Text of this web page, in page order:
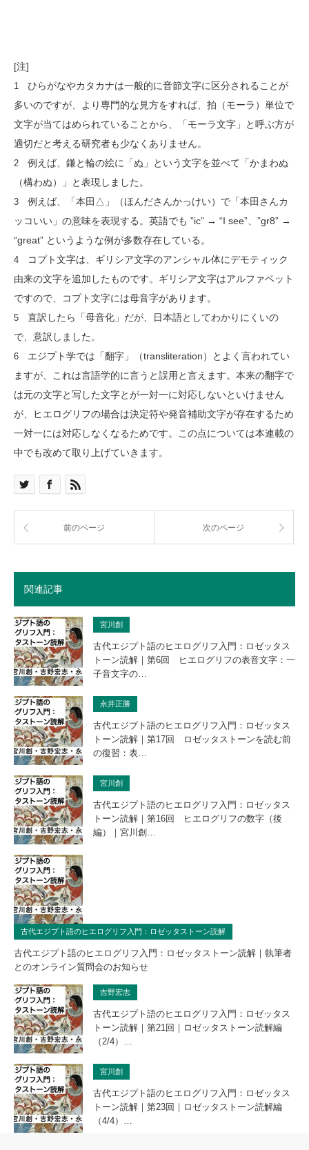
[注]
1 ひらがなやカタカナは一般的に音節文字に区分されることが
多いのですが、より専門的な見方をすれば、拍（モーラ）単位で
文字が当てはめられていることから、「モーラ文字」と呼ぶ方が
適切だと考える研究者も少なくありません。
2 例えば、鎌と輪の絵に「ぬ」という文字を並べて「かまわぬ
（構わぬ）」と表現しました。
3 例えば、「本田△」（ほんださんかっけい）で「本田さんカ
ッコいい」の意味を表現する。英語でも ”ic” → “I see”、”gr8” →
“great” というような例が多数存在している。
4
コプト文字は、ギリシア文字のアンシャル体にデモティック
由来の文字を追加したものです。ギリシア文字はアルファベット
ですので、コプト文字には母音字があります。
5 直訳したら「母音化」だが、日本語としてわかりにくいの
で、意訳しました。
6 エジプト学では「翻字」（transliteration）とよく言われてい
ますが、これは言語学的に言うと誤用と言えます。本来の翻字で
は元の文字と写した文字とが一対一に対応しないといけません
が、ヒエログリフの場合は決定符や発音補助文字が存在するため
一対一には対応しなくなるためです。この点については本連載の
中でも改めて取り上げていきます。
前のページ 次のページ
関連記事
宮川創
古代エジプト語のヒエログリフ入門：ロゼッタス
トーン読解｜第6回 ヒエログリフの表音文字：一
子音文字の…
永井正勝
古代エジプト語のヒエログリフ入門：ロゼッタス
トーン読解｜第17回 ロゼッタストーンを読む前
の復習：表…
宮川創
古代エジプト語のヒエログリフ入門：ロゼッタス
トーン読解｜第16回 ヒエログリフの数字（後
編）｜宮川創…
古代エジプト語のヒエログリフ入門：ロゼッタストーン読解
古代エジプト語のヒエログリフ入門：ロゼッタストーン読解｜執筆者
とのオンライン質問会のお知らせ
吉野宏志
古代エジプト語のヒエログリフ入門：ロゼッタス
トーン読解｜第21回｜ロゼッタストーン読解編
（2/4）…
宮川創
古代エジプト語のヒエログリフ入門：ロゼッタス
トーン読解｜第23回｜ロゼッタストーン読解編
（4/4）…